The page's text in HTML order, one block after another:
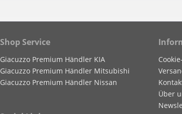
Shop Service
Giacuzzo Premium Händler KIA
Giacuzzo Premium Händler Mitsubishi
Giacuzzo Premium Händler Nissan
Über